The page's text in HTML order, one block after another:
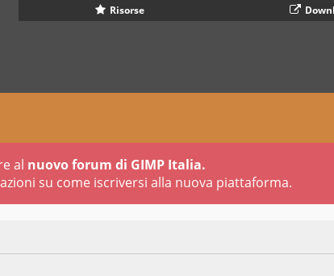
Risorse
al nuovo forum di GIMP Italia.
su come iscriversi alla nuova piattaforma.